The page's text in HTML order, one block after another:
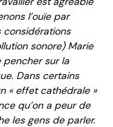
l’ouïe par
considérations
sonore) Marie
pencher sur la
Dans certains
« effet cathédrale »
qu’on a peur de
les gens de parler.